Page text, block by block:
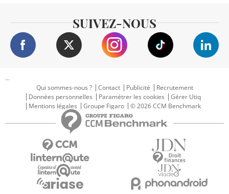
SUIVEZ-NOUS
...
Qui sommes-nous ?
Contact Publicité
Recrutement
Données personnelles
Paramétrer les cookies
Gérer Utiq
Mentions légales
Groupe Figaro © 2026 CCM Benchmark